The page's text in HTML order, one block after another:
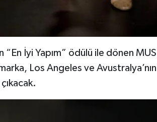
“En İyi Yapım” ödülü ile dönen
Los Angeles ve